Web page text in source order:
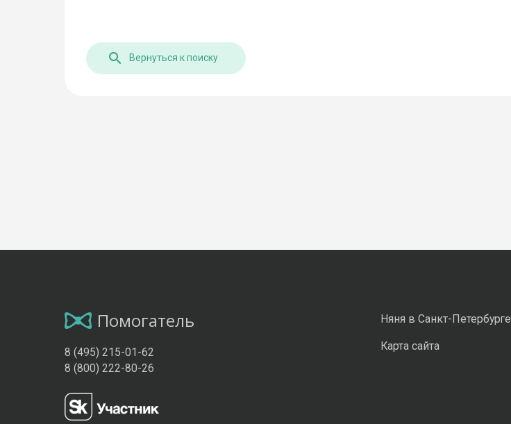
Вернуться к поиску
Помогатель
8 (495) 215-01-62
8 (800) 222-80-26
Няня в Санкт-Петербурге
Карта сайта